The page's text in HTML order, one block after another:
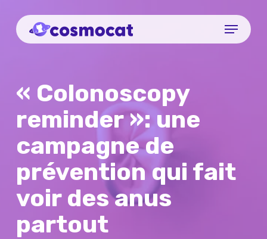
main
Menu
« Colonoscopy
reminder »: une
campagne de
prévention qui fait
voir des anus
partout
Close